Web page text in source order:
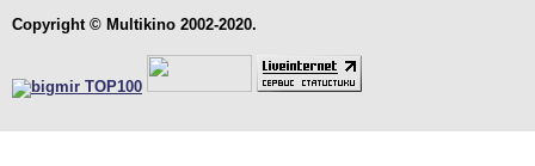
Copyright © Multikino 2002-2020.